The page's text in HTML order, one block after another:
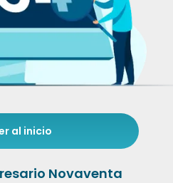
al inicio
Novaventa